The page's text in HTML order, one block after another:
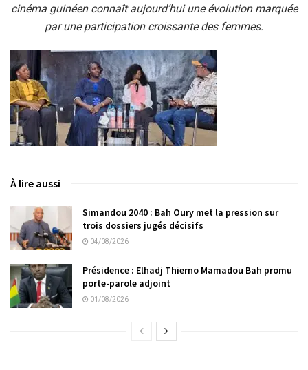
cinéma guinéen connaît aujourd’hui une évolution marquée
par une participation croissante des femmes.
À lire aussi
Simandou 2040 : Bah Oury met la pression sur
trois dossiers jugés décisifs
04/08/2026
Présidence : Elhadj Thierno Mamadou Bah promu
porte-parole adjoint
01/08/2026